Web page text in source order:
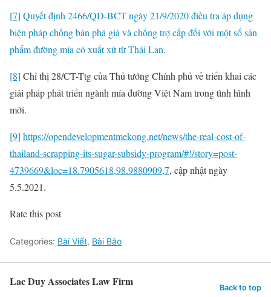
[7] Quyết định 2466/QĐ-BCT ngày 21/9/2020 điều tra áp dụng
biện pháp chống bán phá giá và chống trợ cấp đối với một số sản
phẩm đường mía có xuất xứ từ Thái Lan.
[8] Chỉ thị 28/CT-Ttg của Thủ tướng Chính phủ về triển khai các
giải pháp phát triển ngành mía đường Việt Nam trong tình hình
mới.
[9] https://opendevelopmentmekong.net/news/the-real-cost-of-
thailand-scrapping-its-sugar-subsidy-program/#!/story=post-
4739669&loc=18.7905618,98.9880909,7, cập nhật ngày
5.5.2021.
Rate this post
Categories: Bài Viết, Bài Báo
Lac Duy Associates Law Firm Back to top